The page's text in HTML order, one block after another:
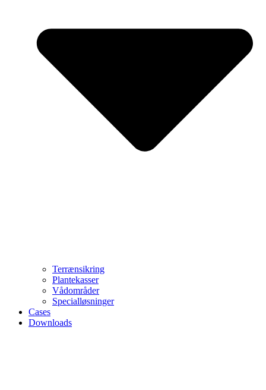
Terrænsikring
Plantekasser
Vådområder
Specialløsninger
Cases
Downloads